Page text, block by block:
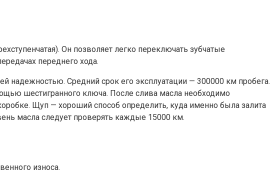
Он позволяет легко переключать зубчатые
переднего хода.
надежностью. Средний срок его эксплуатации — 300000 км пробега.
шестигранного ключа. После слива масла необходимо
Щуп — хороший способ определить, куда именно была залита
масла следует проверять каждые 15000 км.
износа.